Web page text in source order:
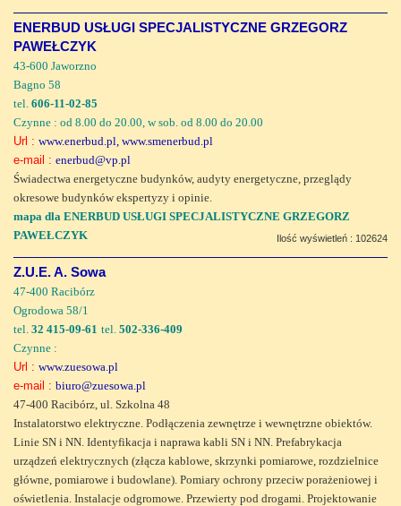
ENERBUD USŁUGI SPECJALISTYCZNE GRZEGORZ
PAWEŁCZYK
43-600 Jaworzno
Bagno 58
tel. 606-11-02-85
Czynne : od 8.00 do 20.00, w sob. od 8.00 do 20.00
Url : www.enerbud.pl, www.smenerbud.pl
e-mail : enerbud@vp.pl
Świadectwa energetyczne budynków, audyty energetyczne, przeglądy
okresowe budynków ekspertyzy i opinie.
mapa dla ENERBUD USŁUGI SPECJALISTYCZNE GRZEGORZ
PAWEŁCZYK
Ilość wyświetleń : 102624
Z.U.E. A. Sowa
47-400 Racibórz
Ogrodowa 58/1
tel. 32 415-09-61 tel. 502-336-409
Czynne :
Url : www.zuesowa.pl
e-mail : biuro@zuesowa.pl
47-400 Racibórz, ul. Szkolna 48
Instalatorstwo elektryczne. Podłączenia zewnętrze i wewnętrzne obiektów.
Linie SN i NN. Identyfikacja i naprawa kabli SN i NN. Prefabrykacja
urządzeń elektrycznych (złącza kablowe, skrzynki pomiarowe, rozdzielnice
główne, pomiarowe i budowlane). Pomiary ochrony przeciw porażeniowej i
oświetlenia. Instalacje odgromowe. Przewierty pod drogami. Projektowanie